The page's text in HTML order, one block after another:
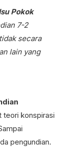
Pokok
7-2
secara
lain yang
teori konspirasi
pengundian.